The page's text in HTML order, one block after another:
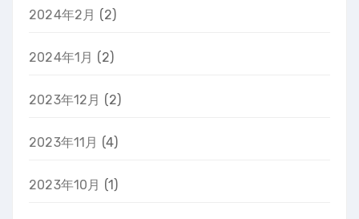
2024年2月 (2)
2024年1月 (2)
2023年12月 (2)
2023年11月 (4)
2023年10月 (1)